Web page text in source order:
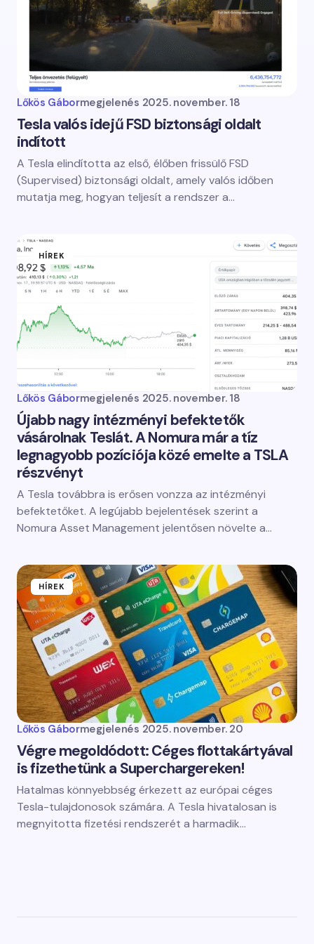
Lőkös Gábormegjelenés 2025. november. 18
Tesla valós idejű FSD biztonsági oldalt
indított
A Tesla elindította az első, élőben frissülő FSD
(Supervised) biztonsági oldalt, amely valós időben
mutatja meg, hogyan teljesít a rendszer a…
HÍREK
Lőkös Gábormegjelenés 2025. november. 18
Újabb nagy intézményi befektetők
vásárolnak Teslát. A Nomura már a tíz
legnagyobb pozíciója közé emelte a TSLA
részvényt
A Tesla továbbra is erősen vonzza az intézményi
befektetőket. A legújabb bejelentések szerint a
Nomura Asset Management jelentősen növelte a…
HÍREK
Lőkös Gábormegjelenés 2025. november. 20
Végre megoldódott: Céges flottakártyával
is fizethetünk a Superchargereken!
Hatalmas könnyebbség érkezett az európai céges
Tesla-tulajdonosok számára. A Tesla hivatalosan is
megnyitotta fizetési rendszerét a harmadik…